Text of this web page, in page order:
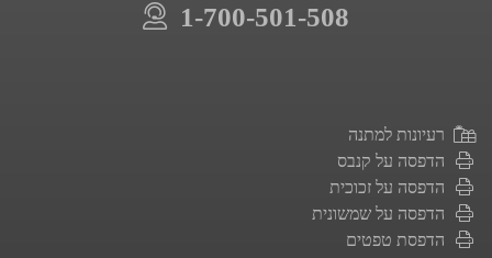
1-700-501-508
רעיונות למתנה
הדפסה על קנבס
הדפסה על זכוכית
הדפסה על שמשונית
הדפסת טפטים